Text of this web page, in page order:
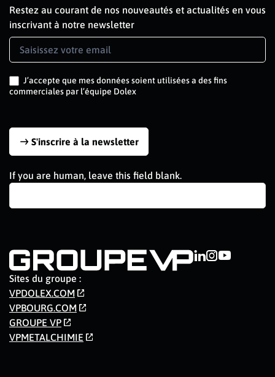
Restez au courant de nos nouveautés et actualités en vous
inscrivant à notre newsletter
Newsletter
Signup
J’accepte que mes données soient utilisées a des fins
commerciales par l’équipe Dolex
S'inscrire à la newsletter
If you are human, leave this field blank.
Sites du groupe :
VPDOLEX.COM
VPBOURG.COM
GROUPE VP
VPMETALCHIMIE